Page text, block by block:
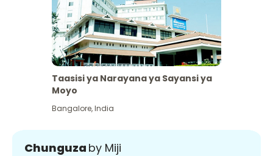
Taasisi ya Narayana ya Sayansi ya
Moyo
Bangalore,India
Chunguza by Miji